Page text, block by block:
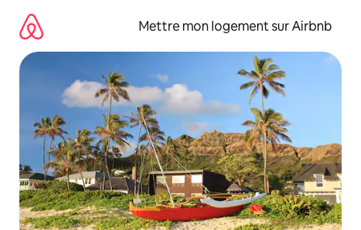
directement
contenu
Mettre mon logement sur Airbnb